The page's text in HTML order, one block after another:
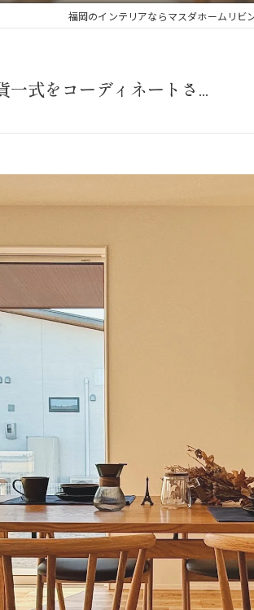
福岡のインテリアならマスダホームリビ
一式をコーディネートさ...